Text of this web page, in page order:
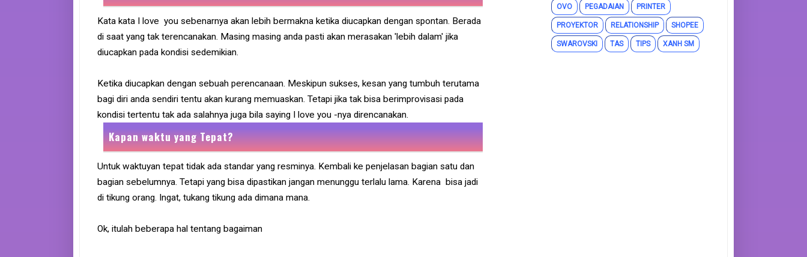
Kata kata I love you sebenarnya akan lebih bermakna ketika diucapkan dengan spontan. Berada
di saat yang tak terencanakan. Masing masing anda pasti akan merasakan 'lebih dalam' jika
diucapkan pada kondisi sedemikian.
Ketika diucapkan dengan sebuah perencanaan. Meskipun sukses, kesan yang tumbuh terutama
bagi diri anda sendiri tentu akan kurang memuaskan. Tetapi jika tak bisa berimprovisasi pada
kondisi tertentu tak ada salahnya juga bila saying I love you -nya direncanakan.
Kapan waktu yang Tepat?
Untuk waktuyan tepat tidak ada standar yang resminya. Kembali ke penjelasan bagian satu dan
bagian sebelumnya. Tetapi yang bisa dipastikan jangan menunggu terlalu lama. Karena bisa jadi
di tikung orang. Ingat, tukang tikung ada dimana mana.
Ok, itulah beberapa hal tentang bagaiman
OVO PEGADAIAN PRINTER
PROYEKTOR RELATIONSHIP SHOPEE
SWAROVSKI TAS TIPS XANH SM